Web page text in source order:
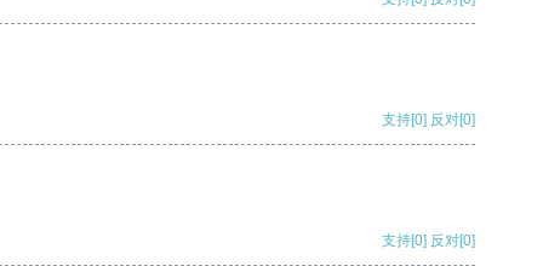
支持[0] 反对[0]
支持[0] 反对[0]